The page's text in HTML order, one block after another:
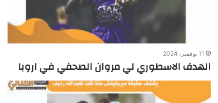
11 نوفمبر، 2024
الهدف الاسطوري لي مروان الصحفي في اروبا